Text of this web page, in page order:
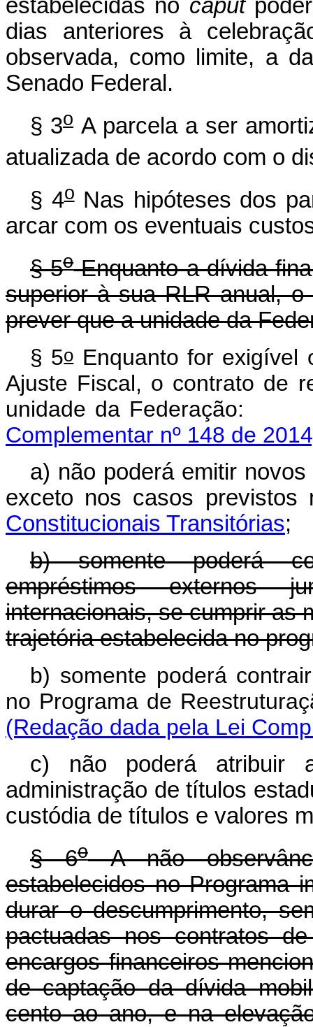
estabelecidas no caput
dias anteriores à
observada, como limite, a
Senado Federal.
§ 3o A parcela a ser
atualizada de acordo com o
§ 4oNas hipóteses dos
arcar com os eventuais
§ 5oEnquanto a dívida
superior à sua RLR anual, o
prever que a unidade da
§ 5oEnquanto for exigível
Ajuste Fiscal, o contrato de
unidade da
Complementar nº 148 de
a) não poderá emitir
exceto nos casos
Constitucionais Transitórias;
b) somente poderá
empréstimos externos
internacionais, se cumprir as
trajetória estabelecida no
b) somente poderá
no Programa de
(Redação dada pela Lei
c) não poderá atribuir
administração de títulos
custódia de títulos e valores
§ 6oA não
estabelecidos no Programa
durar o descumprimento,
pactuadas nos contratos
encargos financeiros
de captação da dívida
cento ao ano, e na